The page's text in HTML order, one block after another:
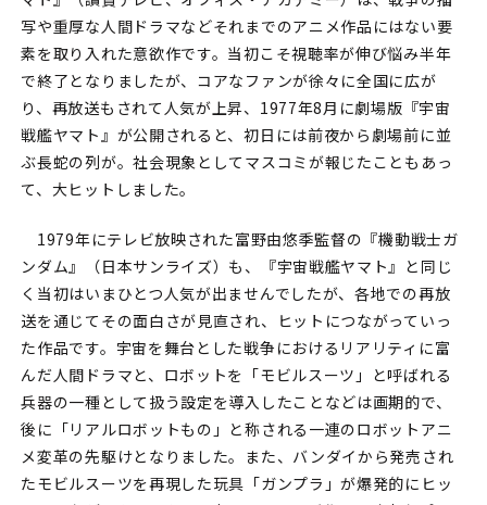
写や重厚な人間ドラマなどそれまでのアニメ作品にはない要
素を取り入れた意欲作です。当初こそ視聴率が伸び悩み半年
で終了となりましたが、コアなファンが徐々に全国に広が
り、再放送もされて人気が上昇、1977年8月に劇場版『宇宙
戦艦ヤマト』が公開されると、初日には前夜から劇場前に並
ぶ長蛇の列が。社会現象としてマスコミが報じたこともあっ
て、大ヒットしました。
1979年にテレビ放映された富野由悠季監督の『機動戦士ガ
ンダム』（日本サンライズ）も、『宇宙戦艦ヤマト』と同じ
く当初はいまひとつ人気が出ませんでしたが、各地での再放
送を通じてその面白さが見直され、ヒットにつながっていっ
た作品です。宇宙を舞台とした戦争におけるリアリティに富
んだ人間ドラマと、ロボットを「モビルスーツ」と呼ばれる
兵器の一種として扱う設定を導入したことなどは画期的で、
後に「リアルロボットもの」と称される一連のロボットアニ
メ変革の先駆けとなりました。また、バンダイから発売され
たモビルスーツを再現した玩具「ガンプラ」が爆発的にヒッ